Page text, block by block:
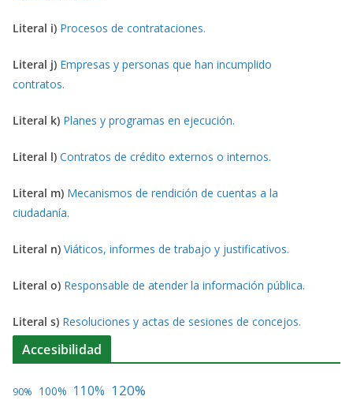
Literal i) Procesos de contrataciones.
Literal j) Empresas y personas que han incumplido
contratos.
Literal k) Planes y programas en ejecución.
Literal l) Contratos de crédito externos o internos.
Literal m) Mecanismos de rendición de cuentas a la
ciudadanía.
Literal n) Viáticos, informes de trabajo y justificativos.
Literal o) Responsable de atender la información pública.
Literal s) Resoluciones y actas de sesiones de concejos.
Accesibilidad
90% 100% 110% 120%